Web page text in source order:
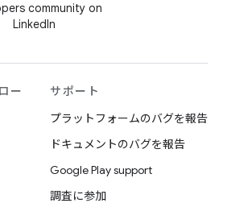
community on
LinkedIn
ー
サポート
プラットフォームのバグを報告
ドキュメントのバグを報告
Google Play support
調査に参加